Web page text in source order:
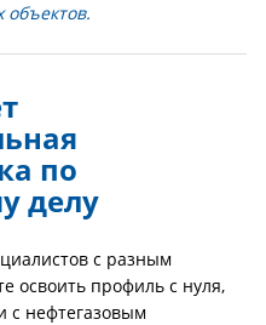
объектов.
по
делу
с разным
освоить профиль с нуля,
с нефтегазовым